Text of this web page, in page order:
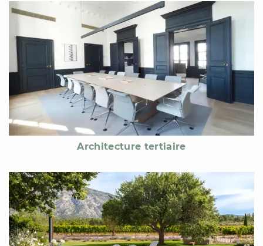
Architecture tertiaire